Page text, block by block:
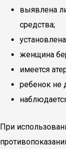
выявлена
средства;
женщина
имеется
ребенок не
При